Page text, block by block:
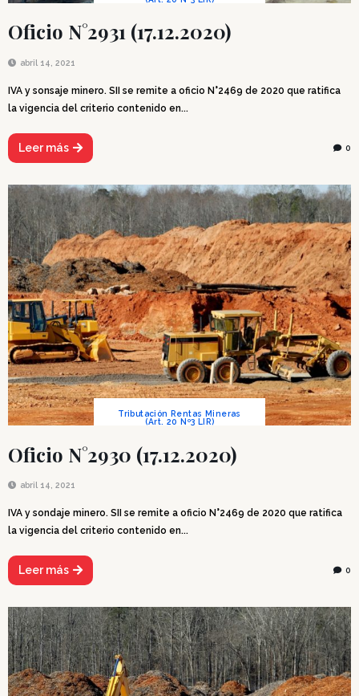
Oficio N°2931 (17.12.2020)
abril 14, 2021
IVA y sonsaje minero. SII se remite a oficio N°2469 de 2020 que ratifica
la vigencia del criterio contenido en...
Leer más 0
Tributación Rentas Mineras
(Art. 20 Nº3 LIR)
Oficio N°2930 (17.12.2020)
abril 14, 2021
IVA y sondaje minero. SII se remite a oficio N°2469 de 2020 que ratifica
la vigencia del criterio contenido en...
Leer más 0